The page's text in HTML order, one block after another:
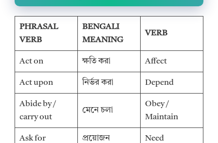
PHRASAL
VERB
BENGALI
MEANING
VERB
Act on ক্ষতি করা Affect
Act upon নির্ভর করা Depend
Abide by /
carry out
মেনে চলা
Obey /
Maintain
Ask for প্রয়োজন Need